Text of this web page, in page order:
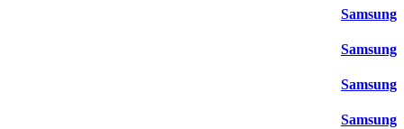
Samsung
Samsung
Samsung
Samsung